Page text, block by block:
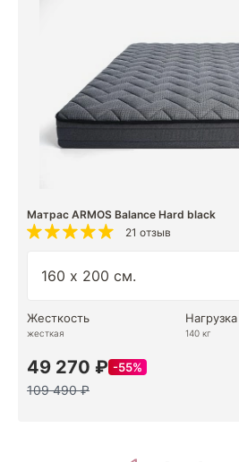
Матрас ARMOS Balance Hard black
21 отзыв
Жесткость
жесткая
Нагрузка
140 кг
49 270 ₽ 55%
109 490 ₽